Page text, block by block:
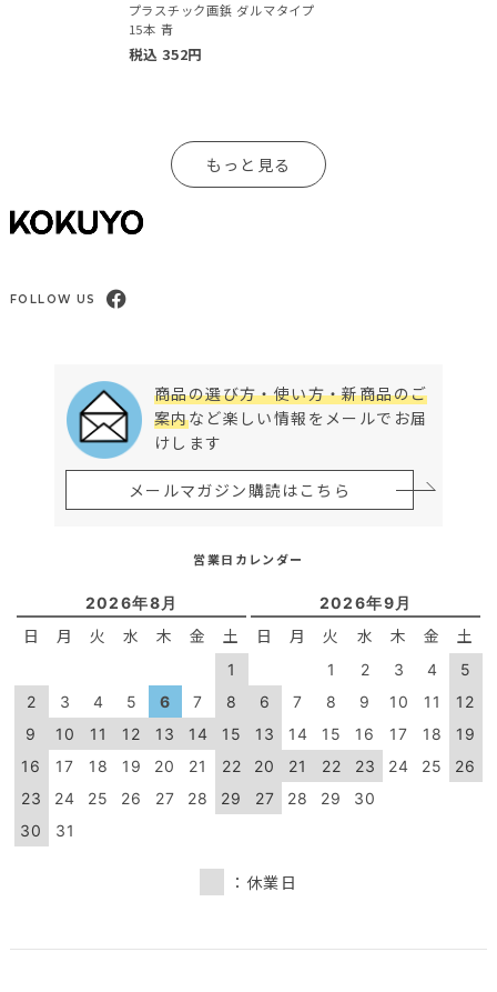
プラスチック画鋲 ダルマタイプ
15本 青
税込 352円
もっと見る
FOLLOW US
商品の選び方・使い方・新商品のご
案内など楽しい情報をメールでお届
けします
メールマガジン購読はこちら
営業日カレンダー
2026年8月
日 月 火 水 木 金 土
1
2
3 4 5 6 7
8
9
10 11 12 13 14
15
16
17 18 19 20 21
22
23
24 25 26 27 28
29
30
31
2026年9月
日 月 火 水 木 金 土
1 2 3 4
5
6
7 8 9 10 11
12
13
14 15 16 17 18
19
20
21 22 23 24 25
26
27
28 29 30
：休業日